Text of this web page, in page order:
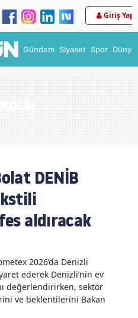
Giriş Yap
Gündem Siyaset Spor Dünya
DENİB
aldıracak
2026’da Denizli
ederek Denizli’nin ev
değerlendirirken, sektör
ve beklentilerini Bakan